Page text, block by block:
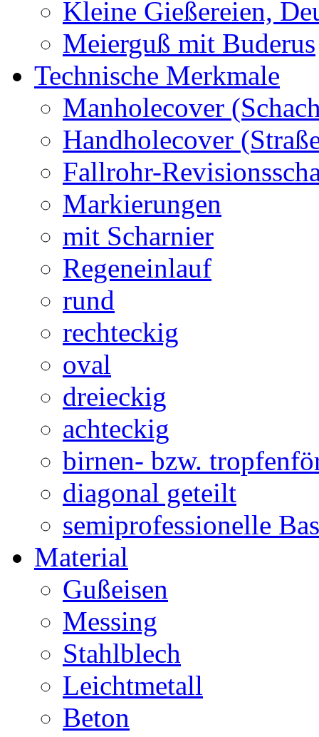
Kleine Gießereien,
Meierguß mit Buderus
Technische Merkmale
Manholecover
Handholecover
Fallrohr-
Markierungen
mit Scharnier
Regeneinlauf
rund
rechteckig
oval
dreieckig
achteckig
birnen- bzw.
diagonal geteilt
semiprofessionelle
Material
Gußeisen
Messing
Stahlblech
Leichtmetall
Beton